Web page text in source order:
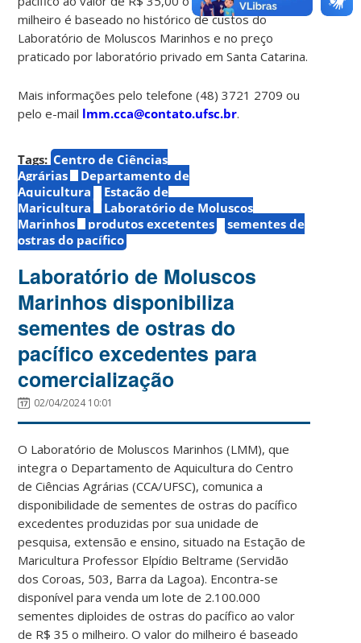
milheiro é baseado no histórico de custos do
Laboratório de Moluscos Marinhos e no preço
praticado por laboratório privado em Santa Catarina.
Mais informações pelo telefone (48) 3721 2709 ou
pelo e-mail lmm.cca@contato.ufsc.br.
Tags: Centro de Ciências
Agrárias
Departamento de
Aquicultura
Estação de
Maricultura
Laboratório de Moluscos
Marinhos
produtos excetentes
sementes de
ostras do pacífico
Laboratório de Moluscos
Marinhos disponibiliza
sementes de ostras do
pacífico excedentes para
comercialização
02/04/2024 10:01
O Laboratório de Moluscos Marinhos (LMM), que
integra o Departamento de Aquicultura do Centro
de Ciências Agrárias (CCA/UFSC), comunica a
disponibilidade de sementes de ostras do pacífico
excedentes produzidas por sua unidade de
pesquisa, extensão e ensino, situado na Estação de
Maricultura Professor Elpídio Beltrame (Servidão
dos Coroas, 503, Barra da Lagoa). Encontra-se
disponível para venda um lote de 2.100.000
sementes diploides de ostras do pacífico ao valor
de R$ 35 o milheiro. O valor do milheiro é baseado